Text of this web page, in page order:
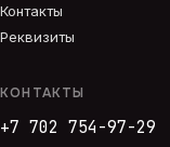
Контакты
Реквизиты
КОНТАКТЫ
+7 702 754-97-29